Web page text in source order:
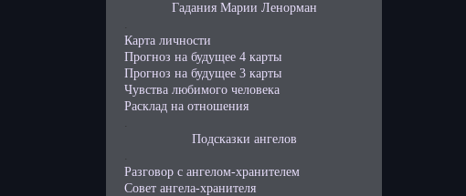
Гадания Марии Ленорман
.
Карта личности
Прогноз на будущее 4 карты
Прогноз на будущее 3 карты
Чувства любимого человека
Расклад на отношения
.
Подсказки ангелов
.
Разговор с ангелом-хранителем
Совет ангела-хранителя